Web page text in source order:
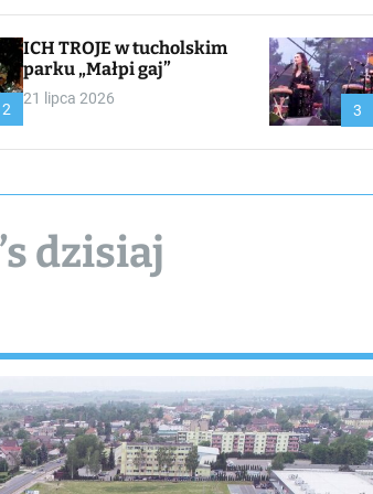
2
ICH TROJE w tucholskim
parku „Małpi gaj”
21 lipca 2026
3
dzisiaj